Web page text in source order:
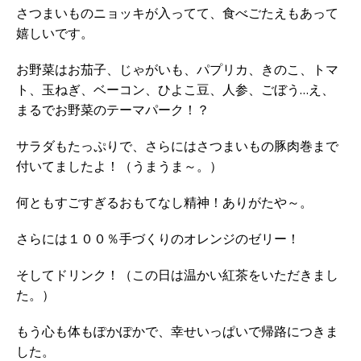
さつまいものニョッキが入ってて、食べごたえもあって
嬉しいです。
お野菜はお茄子、じゃがいも、パプリカ、きのこ、トマ
ト、玉ねぎ、ベーコン、ひよこ豆、人参、ごぼう…え、
まるでお野菜のテーマパーク！？
サラダもたっぷりで、さらにはさつまいもの豚肉巻まで
付いてましたよ！（うまうま～。）
何ともすごすぎるおもてなし精神！ありがたや～。
さらには１００％手づくりのオレンジのゼリー！
そしてドリンク！（この日は温かい紅茶をいただきまし
た。）
もう心も体もぽかぽかで、幸せいっぱいで帰路につきま
した。